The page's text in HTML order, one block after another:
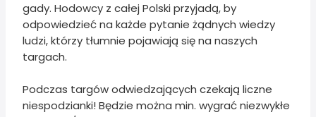
gady. Hodowcy z całej Polski przyjadą, by
odpowiedzieć na każde pytanie żądnych wiedzy
ludzi, którzy tłumnie pojawiają się na naszych
targach.
Podczas targów odwiedzających czekają liczne
niespodzianki! Będzie można min. wygrać niezwykłe